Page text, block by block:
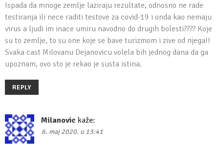
Ispada da mnoge zemlje laziraju rezultate, odnosno ne rade
testiranja ili nece raditi testove za covid-19 i onda kao nemaju
virus a ljudi im inace umiru navodno do drugih bolesti???? Koje
su to zemlje, to su one koje se bave turizmom i zive od njega!!
Svaka cast Milovanu Dejanovicu volela bih jednog dana da ga
upoznam, ovo sto je rekao je susta istina.
REPLY
Milanovic kaže:
6. maj 2020. u 13:41